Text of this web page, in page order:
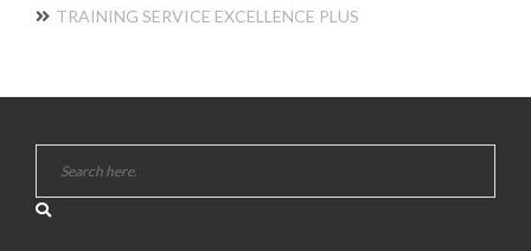
TRAINING SERVICE EXCELLENCE PLUS